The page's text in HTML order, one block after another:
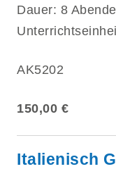
Dauer: 8
AK5202
150,00 €
Italienisch